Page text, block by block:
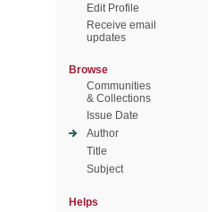
Edit Profile
Receive email
updates
Browse
Communities
& Collections
Issue Date
Author
Title
Subject
Helps